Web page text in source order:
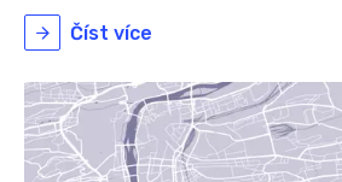
Číst více